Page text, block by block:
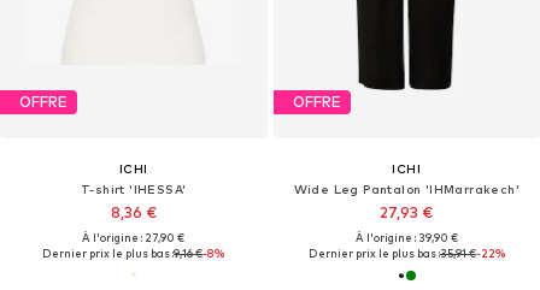
OFFRE
ICHI
T-shirt 'IHESSA'
8,36 €
À l'origine : 27,90 €
Dernier prix le plus bas :9,16 €-8%
OFFRE
ICHI
Wide Leg Pantalon 'IHMarrakech'
27,93 €
À l'origine : 39,90 €
Dernier prix le plus bas :35,91 €-22%